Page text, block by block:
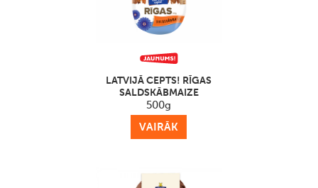
LATVIJĀ CEPTS! RĪGAS
SALDSKĀBMAIZE
500g
VAIRĀK